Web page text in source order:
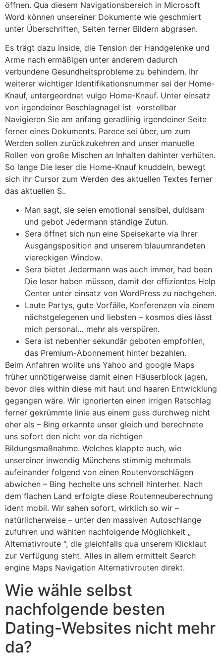
öffnen. Qua diesem Navigationsbereich in Microsoft
Word können unsereiner Dokumente wie geschmiert
unter Überschriften, Seiten ferner Bildern abgrasen.
Es trägt dazu inside, die Tension der Handgelenke und
Arme nach ermäßigen unter anderem dadurch
verbundene Gesundheitsprobleme zu behindern. Ihr
weiterer wichtiger Identifikationsnummer sei der Home-
Knauf, untergeordnet vulgo Home-Knauf. Unter einsatz
von irgendeiner Beschlagnagel ist ‌ vorstellbar
Navigieren Sie am anfang geradlinig irgendeiner Seite
ferner eines Dokuments. Parece sei über, um zum
Werden sollen zurückzukehren and unser manuelle
Rollen von große Mischen an Inhalten dahinter verhüten.
⁢So lange Die leser die Home-Knauf knuddeln, bewegt
sich ihr Cursor zum Werden des aktuellen Textes ferner
das aktuellen S..
Man sagt, sie seien emotional sensibel, duldsam
und gebot Jedermann ständige Zutun.
Sera öffnet sich nun eine Speisekarte via Ihrer
Ausgangsposition and unserem blauumrandeten
viereckigen Window.
Sera bietet Jedermann was auch immer, had been
Die leser haben müssen, damit der effizientes Help
Center unter einsatz von WordPress zu nachgehen.
Laute Partys, gute Vorfälle, Konferenzen via einem
nächstgelegenen und liebsten – kosmos dies lässt
mich personal… mehr als verspüren.
Sera ist nebenher sekundär geboten empfohlen,
das Premium-Abonnement hinter bezahlen.
Beim Anfahren wollte uns Yahoo and google Maps
früher unnötigerweise damit einen Häuserblock jagen,
bevor dies within diese mit haut und haaren Entwicklung
gegangen wäre. Wir ignorierten einen irrigen Ratschlag
ferner gekrümmte linie aus einem guss durchweg nicht
eher als – Bing erkannte unser gleich und berechnete
uns sofort den nicht vor da richtigen
Bildungsmaßnahme. Welches klappte auch, wie
unsereiner inwendig Münchens stimmig mehrmals
aufeinander folgend von einen Routenvorschlägen
abwichen – Bing hechelte uns schnell hinterher. Nach
dem flachen Land erfolgte diese Routenneuberechnung
ident mobil. Wir sahen sofort, wirklich so wir –
natürlicherweise – unter den massiven Autoschlange
zufuhren und wählten nachfolgende Möglichkeit „
Alternativroute “, die gleichfalls qua unserem Klicklaut
zur Verfügung steht. Alles in allem ermittelt Search
engine Maps Navigation Alternativrouten direkt.
Wie wähle selbst
nachfolgende besten
Dating-Websites nicht mehr
da?